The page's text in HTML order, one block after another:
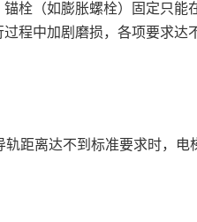
栓（如膨胀螺栓）固定只能
程中加剧磨损，各项要求达
轨距离达不到标准要求时，电